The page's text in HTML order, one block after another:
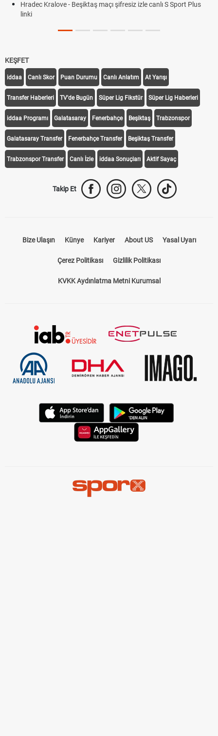
Hradec Kralove - Beşiktaş maçı şifresiz izle canlı S Sport Plus
linki
KEŞFET
iddaa Canlı Skor Puan Durumu Canlı Anlatım At Yarışı
Transfer Haberleri TV'de Bugün Süper Lig Fikstür Süper Lig Haberleri
iddaa Programı Galatasaray Fenerbahçe Beşiktaş Trabzonspor
Galatasaray Transfer Fenerbahçe Transfer Beşiktaş Transfer
Trabzonspor Transfer Canlı İzle iddaa Sonuçları Aktif Sayaç
Takip Et
Bize Ulaşın Künye Kariyer About US Yasal Uyarı
Çerez Politikası Gizlilik Politikası
KVKK Aydınlatma Metni Kurumsal